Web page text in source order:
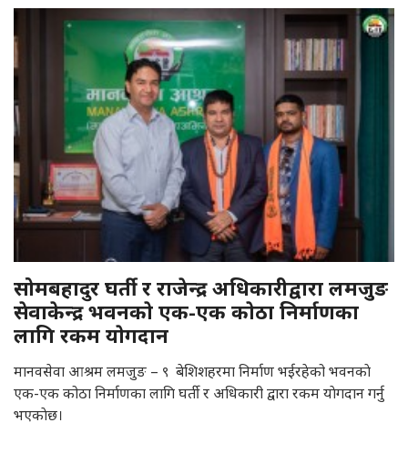
सोमबहादुर घर्ती र राजेन्द्र अधिकारीद्वारा लमजुङ
सेवाकेन्द्र भवनकाे एक-एक काेठा निर्माणका
लागि रकम याेगदान
मानवसेवा आश्रम लमजुङ – ९ बेशिशहरमा निर्माण भईरहेको भवनकाे
एक-एक कोठा निर्माणका लागि घर्ती र अधिकारी द्वारा रकम याेगदान गर्नु
भएकाेछ।